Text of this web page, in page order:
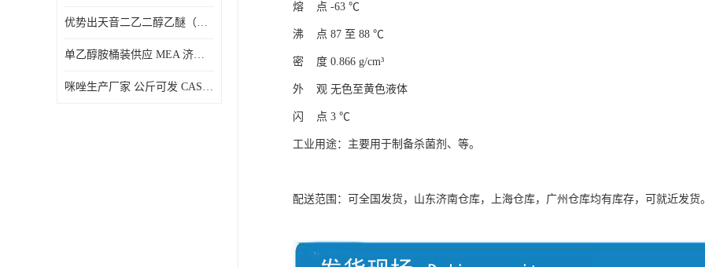
优势出天音二乙二醇乙醚（DPE）山东仓库发现货
单乙醇胺桶装供应 MEA 济南仓库发货 厂家
咪唑生产厂家 公斤可发 CAS:288-32-4
熔 点 -63 ℃
沸 点 87 至 88 ℃
密 度 0.866 g/cm³
外 观 无色至黄色液体
闪 点 3 ℃
工业用途：主要用于制备杀菌剂、等。
配送范围：可全国发货，山东济南仓库，上海仓库，广州仓库均有库存，可就近发货